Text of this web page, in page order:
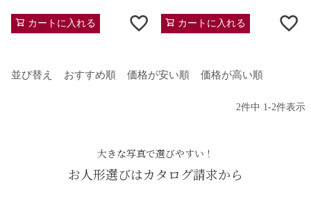
カートに入れる カートに入れる
並び替え おすすめ順 価格が安い順 価格が高い順
2件中 1-2件表示
大きな写真で選びやすい！
お人形選びはカタログ請求から